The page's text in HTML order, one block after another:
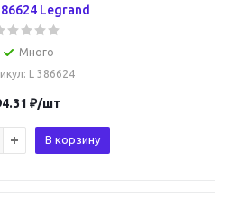
Legrand
Много
: L 386624
₽/шт
В корзину